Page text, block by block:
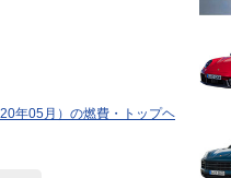
年05月）の燃費・トップヘ